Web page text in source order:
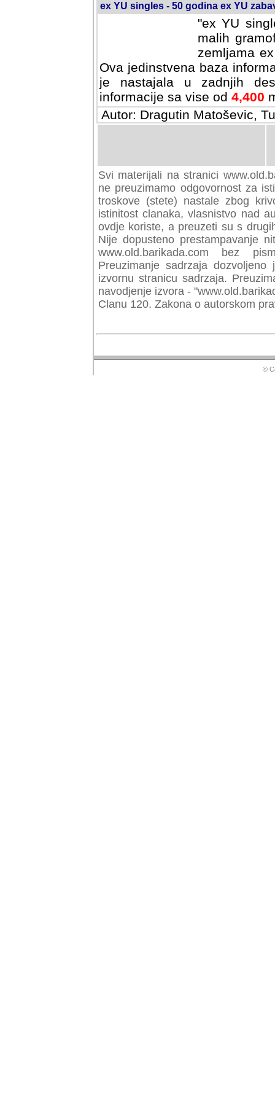
ex YU singles - 50 godina ex YU
"ex YU
malih
zemljama
Ova jedinstvena baza
je nastajala u zadnjih
informacije sa vise od 4,400
Autor: Dragutin Matoševic,
Svi materijali na stranici
preuzimamo odgovornost za
troskove (stete) nastale zbog
istinitost clanaka, vlasnistvo nad
ovdje koriste, a preuzeti su s
Nije dopusteno prestampavanje
www.old.barikada.com bez
Preuzimanje sadrzaja
izvornu stranicu sadrzaja.
navodjenje izvora -
Clanu 120. Zakona o autorskom
©